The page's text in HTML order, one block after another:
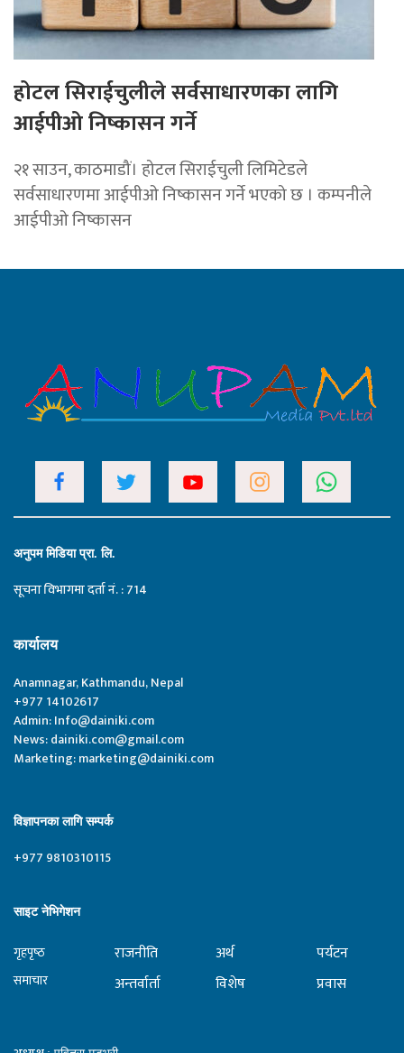
होटल सिराईचुलीले सर्वसाधारणका लागि
आईपीओ निष्कासन गर्ने
२१ साउन, काठमाडौं। होटल सिराईचुली लिमिटेडले
सर्वसाधारणमा आईपीओ निष्कासन गर्ने भएको छ । कम्पनीले
आईपीओ निष्कासन
अनुपम मिडिया प्रा. लि.
सूचना विभागमा दर्ता नं. : 714
कार्यालय
Anamnagar, Kathmandu, Nepal
+977 14102617
Admin:Info@dainiki.com
News:dainiki.com@gmail.com
Marketing:marketing@dainiki.com
विज्ञापनका लागि सम्पर्क
+977 9810310115
साइट नेभिगेशन
गृहपृष्‍ठ
समाचार
राजनीति
अन्तर्वार्ता
अर्थ
विशेष
पर्यटन
प्रवास